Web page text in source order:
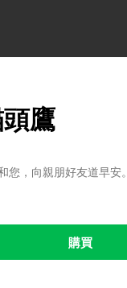
鷹
您，向親朋好友道早安。
購買